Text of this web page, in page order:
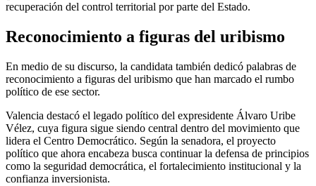
recuperación del control territorial por parte del Estado.
Reconocimiento a figuras del uribismo
En medio de su discurso, la candidata también dedicó palabras de
reconocimiento a figuras del uribismo que han marcado el rumbo
político de ese sector.
Valencia destacó el legado político del expresidente Álvaro Uribe
Vélez, cuya figura sigue siendo central dentro del movimiento que
lidera el Centro Democrático. Según la senadora, el proyecto
político que ahora encabeza busca continuar la defensa de principios
como la seguridad democrática, el fortalecimiento institucional y la
confianza inversionista.